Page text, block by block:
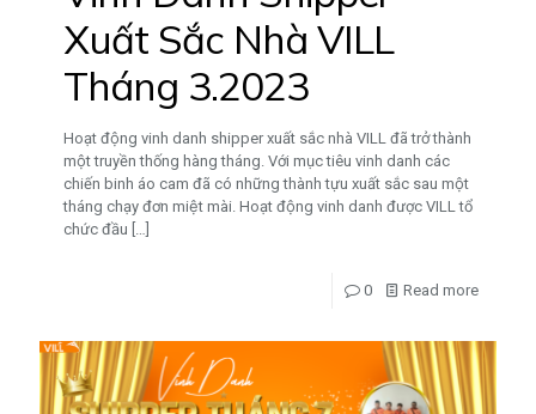
Xuất Sắc Nhà VILL
Tháng 3.2023
Hoạt động vinh danh shipper xuất sắc nhà VILL đã trở thành
một truyền thống hàng tháng. Với mục tiêu vinh danh các
chiến binh áo cam đã có những thành tựu xuất sắc sau một
tháng chạy đơn miệt mài. Hoạt động vinh danh được VILL tổ
chức đầu […]
0 Read more